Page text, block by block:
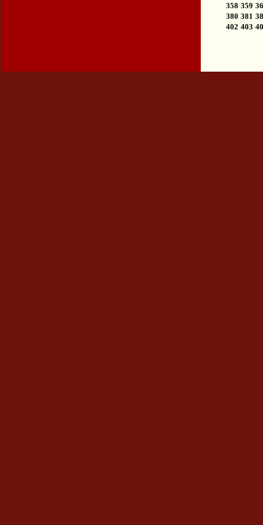
358 359
380 381
402 403